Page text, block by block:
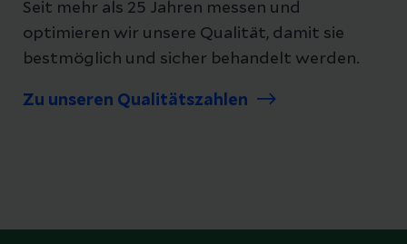
Seit mehr als 25 Jahren messen und
optimieren wir unsere Qualität, damit sie
bestmöglich und sicher behandelt werden.
Zu unseren Qualitätszahlen